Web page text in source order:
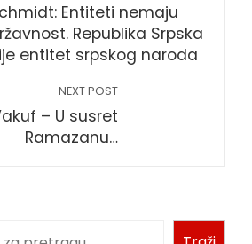
Entiteti nemaju
Republika Srpska
entitet srpskog naroda
NEXT POST
– U susret
Ramazanu…